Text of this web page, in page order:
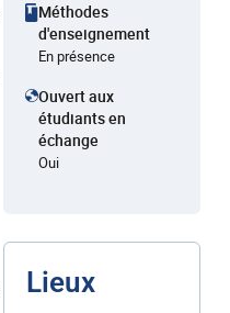
Méthodes
d'enseignement
En présence
Ouvert aux
étudiants en
échange
Oui
Lieux